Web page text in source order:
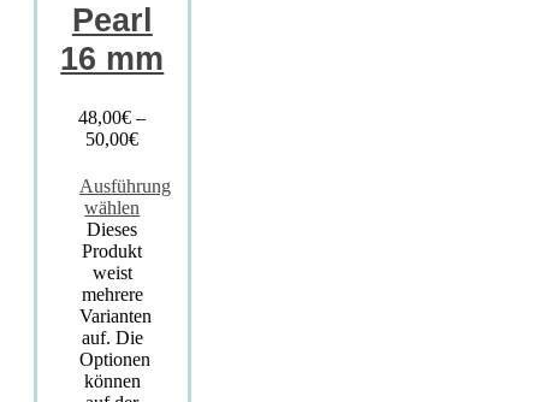
Pearl
16 mm
48,00€ –
50,00€
Ausführung
wählen
Dieses
Produkt
weist
mehrere
Varianten
auf. Die
Optionen
können